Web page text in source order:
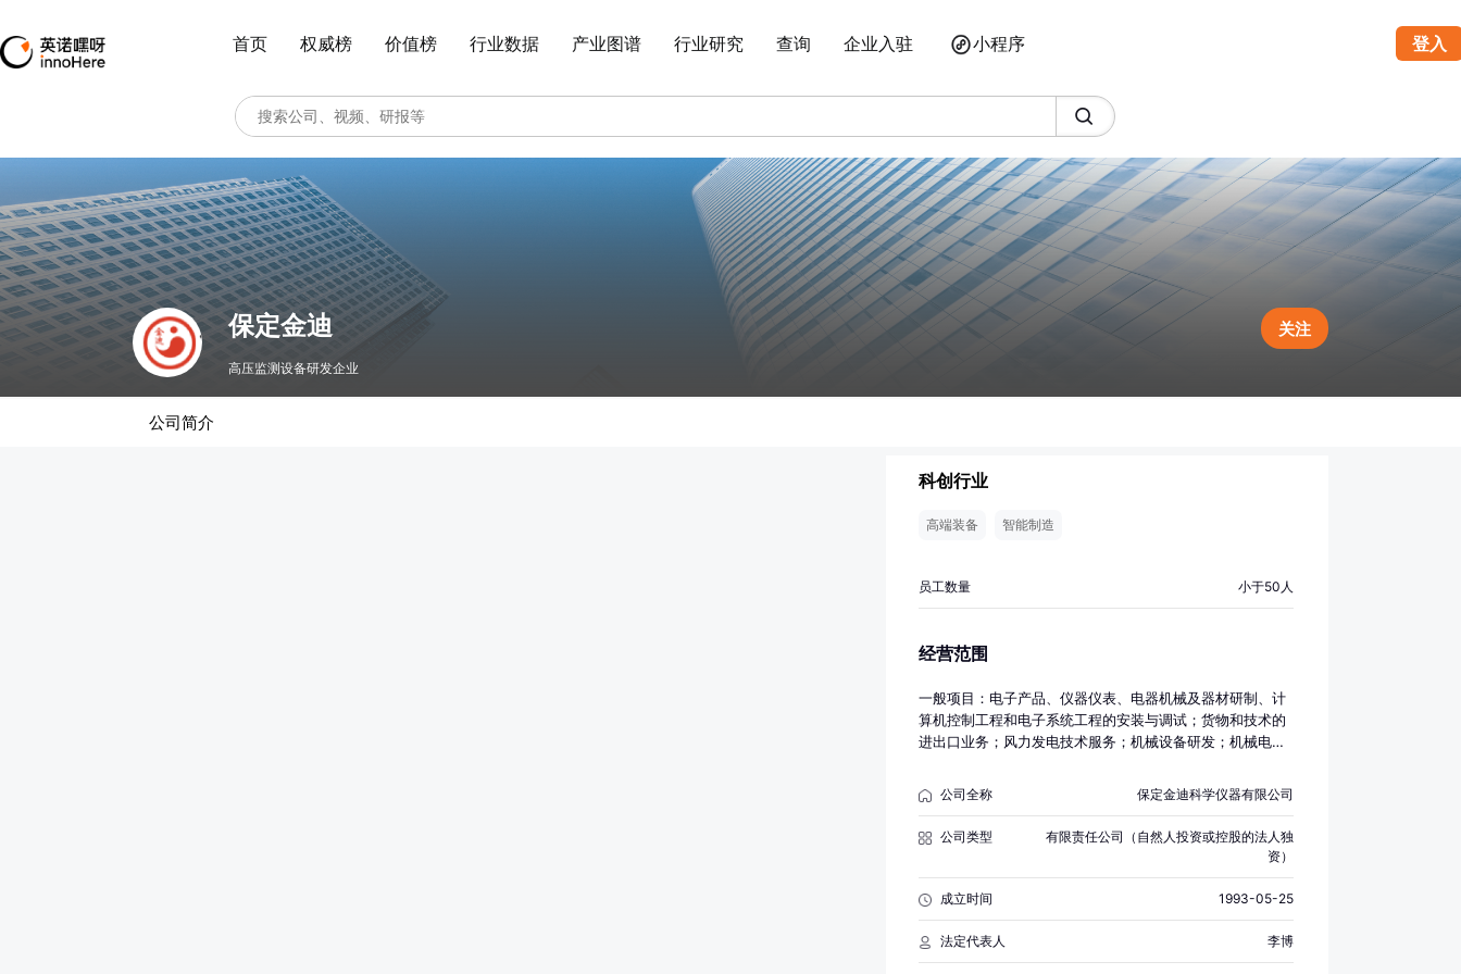
首页 权威榜 价值榜 行业数据 产业图谱 行业研究 查询 企业入驻 小程序 登入
保定金迪
高压监测设备研发企业
关注
公司简介
科创行业
高端装备 智能制造
员工数量 小于50人
经营范围
一般项目：电子产品、仪器仪表、电器机械及器材研制、计
算机控制工程和电子系统工程的安装与调试；货物和技术的
进出口业务；风力发电技术服务；机械设备研发；机械电气
外，凭营业执照依法自主开展经营活动）
公司全称 保定金迪科学仪器有限公司
公司类型
有限责任公司（自然人投资或控股的法人独
资）
成立时间 1993-05-25
法定代表人 李博